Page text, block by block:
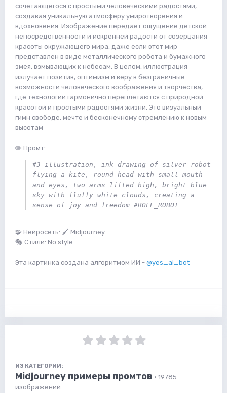
сочетающегося с простыми человеческими радостями,
создавая уникальную атмосферу умиротворения и
вдохновения. Изображение передает ощущение детской
непосредственности и искренней радости от созерцания
красоты окружающего мира, даже если этот мир
представлен в виде металлического робота и бумажного
змея, взмывающих к небесам. В целом, иллюстрация
излучает позитив, оптимизм и веру в безграничные
возможности человеческого воображения и творчества,
где технологии гармонично переплетаются с природной
красотой и простыми радостями жизни. Это визуальный
гимн свободе, мечте и бесконечному стремлению к новым
высотам
✏️ Промт:
#3 illustration, ink drawing of silver robot
flying a kite, round head with small mouth
and eyes, two arms lifted high, bright blue
sky with fluffy white clouds, creating a
sense of joy and freedom #ROLE_ROBOT
🧩 Нейросеть: 🖌 Midjourney
🎭 Стили: No style
Эта картинка создана алгоритмом ИИ - @yes_ai_bot
ИЗ КАТЕГОРИИ:
Midjourney примеры промтов · 19785
изображений